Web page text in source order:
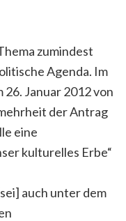
zumindest
Agenda. Im
Januar 2012 von
der Antrag
eine
kulturelles Erbe“
auch unter dem